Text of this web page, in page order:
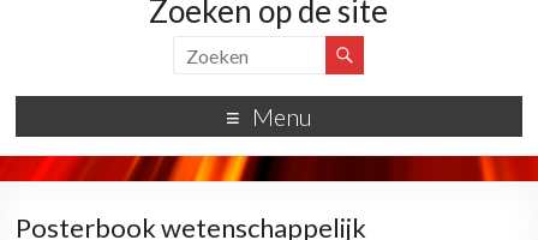
Zoeken op de site
Menu
Posterbook wetenschappelijk